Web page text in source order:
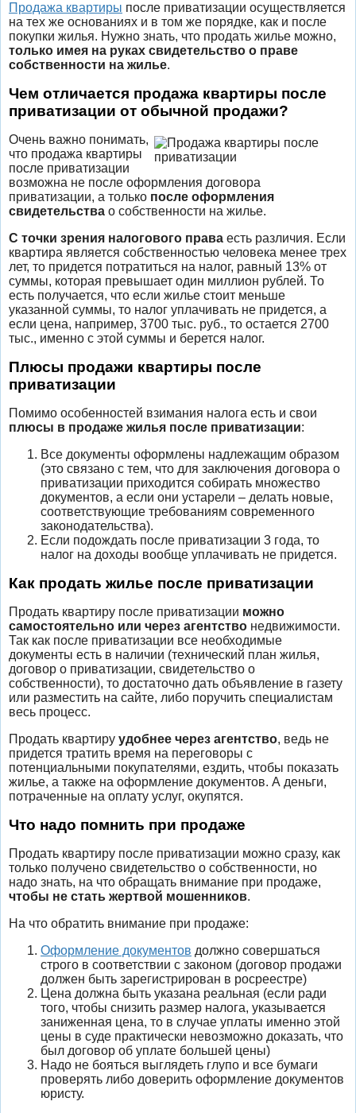
Продажа квартиры после приватизации осуществляется
на тех же основаниях и в том же порядке, как и после
покупки жилья. Нужно знать, что продать жилье можно,
только имея на руках свидетельство о праве
собственности на жилье.
Чем отличается продажа квартиры после
приватизации от обычной продажи?
Очень важно понимать,
что продажа квартиры
после приватизации
возможна не после оформления договора
приватизации, а только после оформления
свидетельства о собственности на жилье.
С точки зрения налогового права есть различия. Если
квартира является собственностью человека менее трех
лет, то придется потратиться на налог, равный 13% от
суммы, которая превышает один миллион рублей. То
есть получается, что если жилье стоит меньше
указанной суммы, то налог уплачивать не придется, а
если цена, например, 3700 тыс. руб., то остается 2700
тыс., именно с этой суммы и берется налог.
Плюсы продажи квартиры после
приватизации
Помимо особенностей взимания налога есть и свои
плюсы в продаже жилья после приватизации:
Все документы оформлены надлежащим образом
(это связано с тем, что для заключения договора о
приватизации приходится собирать множество
документов, а если они устарели – делать новые,
соответствующие требованиям современного
законодательства).
Если подождать после приватизации 3 года, то
налог на доходы вообще уплачивать не придется.
Как продать жилье после приватизации
Продать квартиру после приватизации можно
самостоятельно или через агентство недвижимости.
Так как после приватизации все необходимые
документы есть в наличии (технический план жилья,
договор о приватизации, свидетельство о
собственности), то достаточно дать объявление в газету
или разместить на сайте, либо поручить специалистам
весь процесс.
Продать квартиру удобнее через агентство, ведь не
придется тратить время на переговоры с
потенциальными покупателями, ездить, чтобы показать
жилье, а также на оформление документов. А деньги,
потраченные на оплату услуг, окупятся.
Что надо помнить при продаже
Продать квартиру после приватизации можно сразу, как
только получено свидетельство о собственности, но
надо знать, на что обращать внимание при продаже,
чтобы не стать жертвой мошенников.
На что обратить внимание при продаже:
Оформление документов должно совершаться
строго в соответствии с законом (договор продажи
должен быть зарегистрирован в росреестре)
Цена должна быть указана реальная (если ради
того, чтобы снизить размер налога, указывается
заниженная цена, то в случае уплаты именно этой
цены в суде практически невозможно доказать, что
был договор об уплате большей цены)
Надо не бояться выглядеть глупо и все бумаги
проверять либо доверить оформление документов
юристу.